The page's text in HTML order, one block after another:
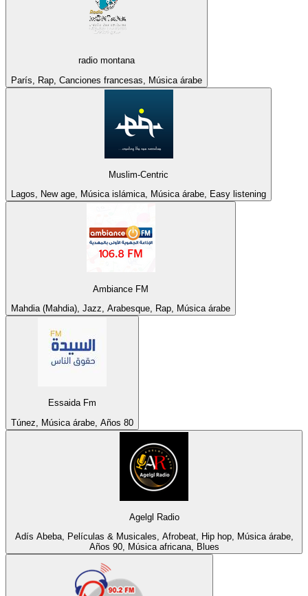
radio montana
París, Rap, Canciones francesas, Música árabe
Muslim-Centric
Lagos, New age, Música islámica, Música árabe, Easy listening
Ambiance FM
Mahdia (Mahdia), Jazz, Arabesque, Rap, Música árabe
Essaida Fm
Túnez, Música árabe, Años 80
Agelgl Radio
Adís Abeba, Películas & Musicales, Afrobeat, Hip hop, Música árabe,
Años 90, Música africana, Blues